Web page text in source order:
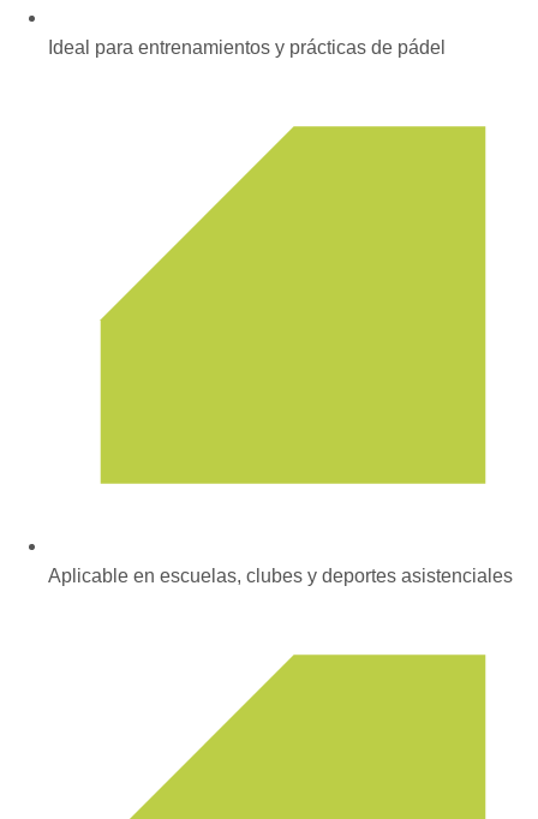
Ideal para entrenamientos y prácticas de pádel
Aplicable en escuelas, clubes y deportes asistenciales